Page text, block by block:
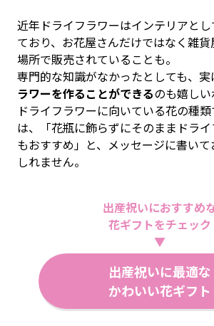
近年ドライフラワーはインテリアと
ており、お花屋さんだけではなく雑
場所で販売されていることも。
専門的な知識がなかったとしても、実
ラワーを作ることができるのも嬉しい
ドライフラワーに向いている花の種
は、「花瓶に飾らずにそのままドラ
もおすすめ」と、メッセージに書い
しれません。
出産祝いにおすすめ
花ギフトをチェック
▼
出産祝いに最適な
かわいい花ギフト